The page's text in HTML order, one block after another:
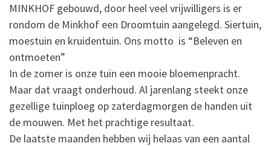
MINKHOF gebouwd, door heel veel vrijwilligers is er
rondom de Minkhof een Droomtuin aangelegd. Siertuin,
moestuin en kruidentuin. Ons motto is “Beleven en
ontmoeten”
In de zomer is onze tuin een mooie bloemenpracht.
Maar dat vraagt onderhoud. Al jarenlang steekt onze
gezellige tuinploeg op zaterdagmorgen de handen uit
de mouwen. Met het prachtige resultaat.
De laatste maanden hebben wij helaas van een aantal